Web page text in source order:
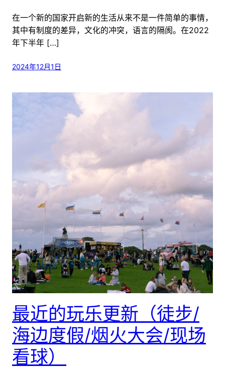
在一个新的国家开启新的生活从来不是一件简单的事情，
其中有制度的差异，文化的冲突，语言的隔阂。在2022
年下半年 […]
2024年12月1日
最近的玩乐更新（徒步/
海边度假/烟火大会/现场
看球）